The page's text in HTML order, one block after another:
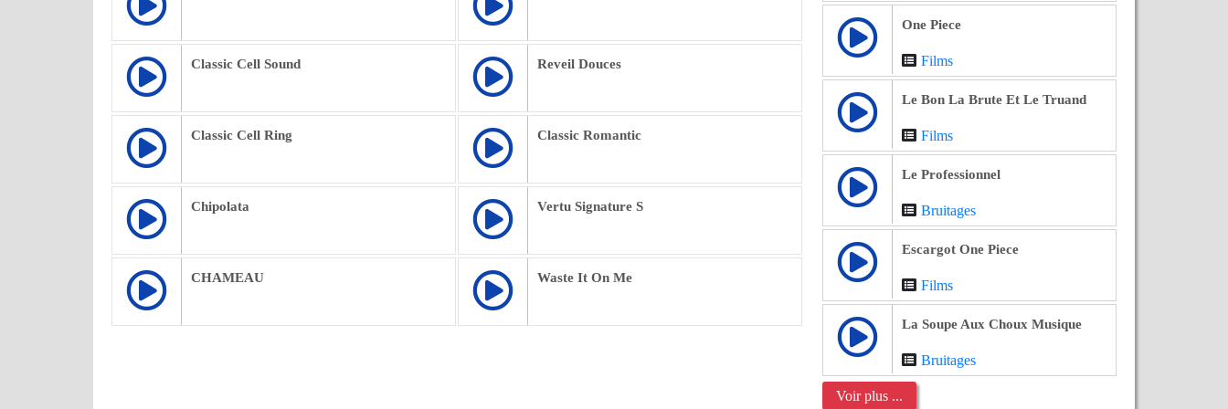
Classic Cell Sound Reveil Douces
Classic Cell Ring Classic Romantic
Chipolata Vertu Signature S
CHAMEAU Waste It On Me
One Piece
Films
Le Bon La Brute Et Le Truand
Films
Le Professionnel
Bruitages
Escargot One Piece
Films
La Soupe Aux Choux Musique
Bruitages
Voir plus ...